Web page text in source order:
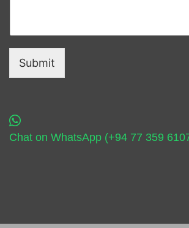
Submit
Chat on WhatsApp (+94 77 359